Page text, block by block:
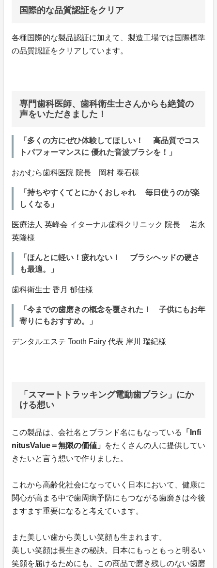
国際的な品質認証をクリア
各種国際的な製品認証に加えて、製造工場では国際標準
の品質認証をクリアしています。
専門歯科医師、歯科衛生士さんからも絶賛の
声をいただきました！
「多くの方にぜひ体験してほしい！ 高品質でコス
トパフォーマンスに 優れた音波ブラシを！」
おかむら歯科医院 院長 岡村 泰石様
「持ちやすくてとにかくおしゃれ 毎日使うのが楽
しくなる」
医療法人 英峰会 イターナル歯科クリニック 院長 岩永
英隆様
「ほんとに軽い！疲れない！ ブラシヘッドの硬さ
も最適。」
歯科衛生士 香月 郁佳様
「今までの歯磨きの概念を覆された！ 子供にもお年
寄りにもおすすめ。」
デンタルエステ Tooth Fairy 代表 岸川 瑞紀様
「スマートトラッキング電動歯ブラシ」にか
ける想い
この製品は、会社名とブランド名にもなっている
「Infi
nitusValue＝無限の価値」 をたくさんの人に提供してい
きたいと言う想いで作りました。
これから高齢化社会になっていく日本において、健康に
関心が高まる中で歯周病予防にもつながる歯磨きは今後
ますます重要になると考えています。
また美しい歯から美しい笑顔も生まれます。
美しい笑顔は長生きの秘訣。日本にもっともっと明るい
笑顔を届けるためにも、この商品で磨き残しのない歯磨